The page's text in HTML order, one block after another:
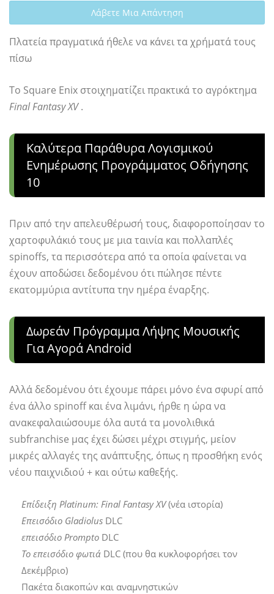
Λάβετε Μια Απάντηση
Πλατεία πραγματικά ήθελε να κάνει τα χρήματά τους
πίσω
Το Square Enix στοιχηματίζει πρακτικά το αγρόκτημα
Final Fantasy XV.
Καλύτερα Παράθυρα Λογισμικού
Ενημέρωσης Προγράμματος Οδήγησης
10
Πριν από την απελευθέρωσή τους, διαφοροποίησαν το
χαρτοφυλάκιό τους με μια ταινία και πολλαπλές
spinoffs, τα περισσότερα από τα οποία φαίνεται να
έχουν αποδώσει δεδομένου ότι πώλησε πέντε
εκατομμύρια αντίτυπα την ημέρα έναρξης.
Δωρεάν Πρόγραμμα Λήψης Μουσικής
Για Αγορά Android
Αλλά δεδομένου ότι έχουμε πάρει μόνο ένα σφυρί από
ένα άλλο spinoff και ένα λιμάνι, ήρθε η ώρα να
ανακεφαλαιώσουμε όλα αυτά τα μονολιθικά
subfranchise μας έχει δώσει μέχρι στιγμής, μείον
μικρές αλλαγές της ανάπτυξης, όπως η προσθήκη ενός
νέου παιχνιδιού + και ούτω καθεξής.
Επίδειξη Platinum: Final Fantasy XV (νέα ιστορία)
Επεισόδιο Gladiolus DLC
επεισόδιο Prompto DLC
Το επεισόδιο φωτιά DLC (που θα κυκλοφορήσει τον
Δεκέμβριο)
Πακέτα διακοπών και αναμνηστικών